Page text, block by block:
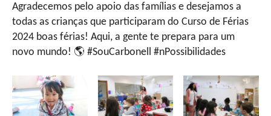
Agradecemos pelo apoio das famílias e desejamos a
todas as crianças que participaram do Curso de Férias
2024 boas férias! Aqui, a gente te prepara para um
novo mundo! 🌎 #SouCarbonell #nPossibilidades